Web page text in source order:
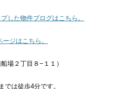
した物件ブログはこちら。
ジはこちら。
場２丁目８−１１）
は徒歩4分です。